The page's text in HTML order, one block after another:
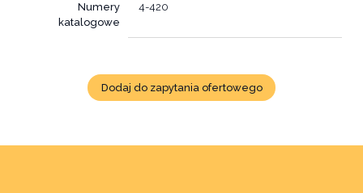
Numery
katalogowe
4-420
Dodaj do zapytania ofertowego